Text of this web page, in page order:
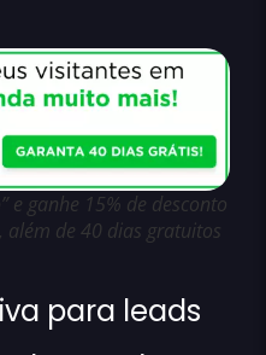
e ganhe 15% de desconto
de 40 dias gratuitos
para leads